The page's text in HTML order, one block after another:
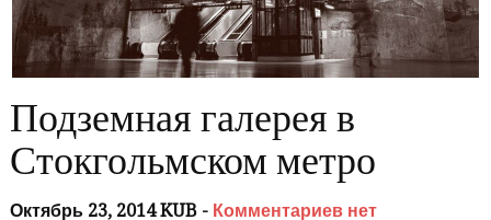
Подземная галерея в
Стокгольмском метро
Октябрь 23, 2014 KUB - Комментариев нет